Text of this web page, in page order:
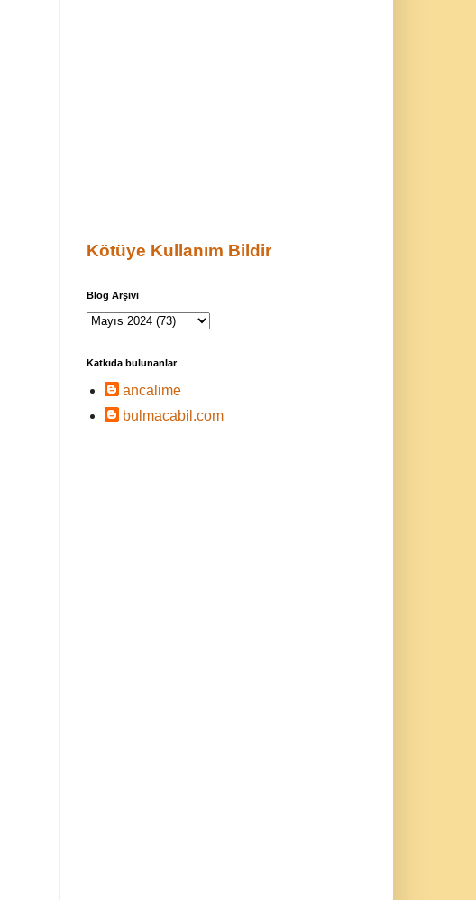
Kötüye Kullanım Bildir
Blog Arşivi
Katkıda bulunanlar
ancalime
bulmacabil.com